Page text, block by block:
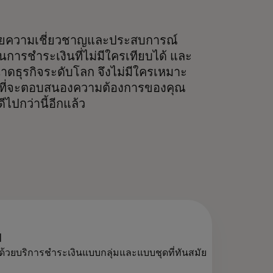
ความเชี่ยวชาญและประสบการณ์
การชำระเงินที่ไม่มีใครเทียบได้ และ
ดธุรกิจระดับโลก จึงไม่มีใครเหมาะ
จะตอบสนองความต้องการของคุณ
ไปกว่านี้อีกแล้ว
วยบริการชำระเงินแบบกลุ่มและแบบชุดที่ทันสมัย